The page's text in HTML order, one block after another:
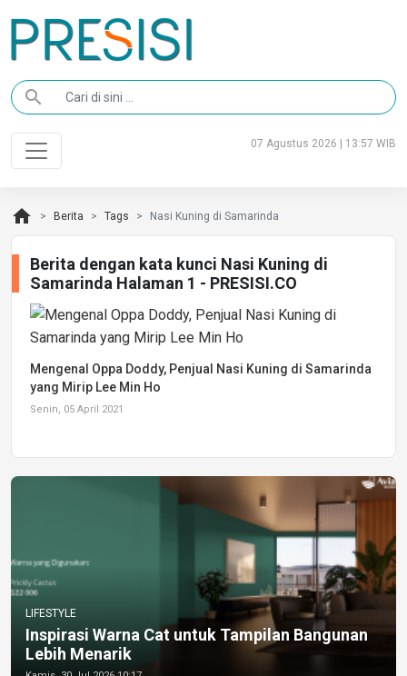
search
07 Agustus 2026 | 13:57 WIB
home Berita Tags Nasi Kuning di Samarinda
Berita dengan kata kunci Nasi Kuning di
Samarinda Halaman 1 - PRESISI.CO
Mengenal Oppa Doddy, Penjual Nasi Kuning di Samarinda
yang Mirip Lee Min Ho
Senin, 05 April 2021
LIFESTYLE
Inspirasi Warna Cat untuk Tampilan Bangunan
Lebih Menarik